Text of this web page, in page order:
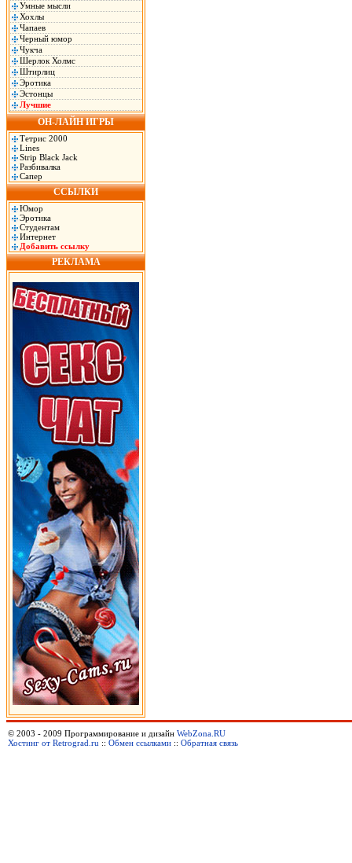
Умные мысли
Хохлы
Чапаев
Черный юмор
Чукча
Шерлок Холмс
Штирлиц
Эротика
Эстонцы
Лучшие
ОН-ЛАЙН ИГРЫ
Тетрис 2000
Lines
Strip Black Jack
Разбивалка
Сапер
ССЫЛКИ
Юмор
Эротика
Студентам
Интернет
Добавить ссылку
РЕКЛАМА
© 2003 - 2009 Программирование и дизайн WebZona.RU
Хостинг от Retrograd.ru :: Обмен ссылками :: Обратная связь